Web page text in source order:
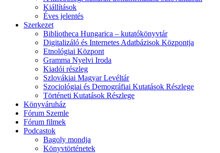
Kiállítások
Éves jelentés
Szerkezet
Bibliotheca Hungarica – kutatókönyvtár
Digitalizáló és Internetes Adatbázisok Központja
Etnológiai Központ
Gramma Nyelvi Iroda
Kiadói részleg
Szlovákiai Magyar Levéltár
Szociológiai és Demográfiai Kutatások Részlege
Történeti Kutatások Részlege
Könyváruház
Fórum Szemle
Fórum filmek
Podcastok
Bagoly mondja
Könyvtörténetek